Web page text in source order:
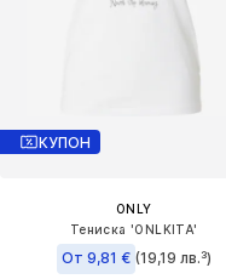
КУПОН
ONLY
Тениска 'ONLKITA'
От 9,81 € (19,19 лв.³)